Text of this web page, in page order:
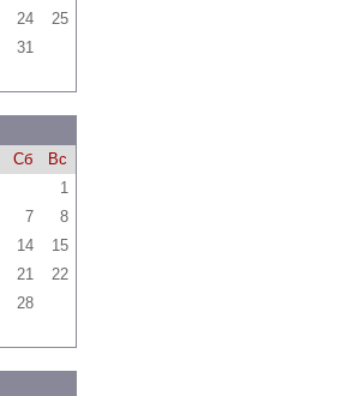
24
25
31
Сб
Вс
1
7
8
14
15
21
22
28